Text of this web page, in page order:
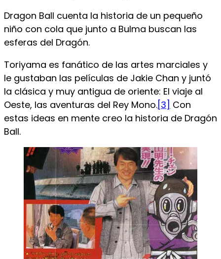
Dragon Ball cuenta la historia de un pequeño
niño con cola que junto a Bulma buscan las
esferas del Dragón.
Toriyama es fanático de las artes marciales y
le gustaban las películas de Jakie Chan y juntó
la clásica y muy antigua de oriente: El viaje al
Oeste, las aventuras del Rey Mono.[3] Con
estas ideas en mente creo la historia de Dragón
Ball.